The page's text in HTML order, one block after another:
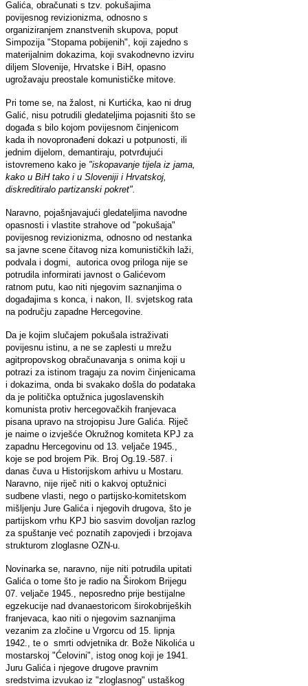
Galića, obračunati s tzv. pokušajima
povijesnog revizionizma, odnosno s
organiziranjem znanstvenih skupova, poput
Simpozija "Stopama pobijenih", koji zajedno s
materijalnim dokazima, koji svakodnevno izviru
diljem Slovenije, Hrvatske i BiH, opasno
ugrožavaju preostale komunističke mitove.
Pri tome se, na žalost, ni Kurtićka, kao ni drug
Galić, nisu potrudili gledateljima pojasniti što se
događa s bilo kojom povijesnom činjenicom
kada ih novopronađeni dokazi u potpunosti, ili
jednim dijelom, demantiraju, potvrđujući
istovremeno kako je "iskopavanje tijela iz jama,
kako u BiH tako i u Sloveniji i Hrvatskoj,
diskreditiralo partizanski pokret".
Naravno, pojašnjavajući gledateljima navodne
opasnosti i vlastite strahove od "pokušaja"
povijesnog revizionizma, odnosno od nestanka
sa javne scene čitavog niza komunističkih laži,
podvala i dogmi, autorica ovog priloga nije se
potrudila informirati javnost o Galićevom
ratnom putu, kao niti njegovim saznanjima o
događajima s konca, i nakon, II. svjetskog rata
na području zapadne Hercegovine.
Da je kojim slučajem pokušala istraživati
povijesnu istinu, a ne se zaplesti u mrežu
agitpropovskog obračunavanja s onima koji u
potrazi za istinom tragaju za novim činjenicama
i dokazima, onda bi svakako došla do podataka
da je politička optužnica jugoslavenskih
komunista protiv hercegovačkih franjevaca
pisana upravo na strojopisu Jure Galića. Riječ
je naime o izvješće Okružnog komiteta KPJ za
zapadnu Hercegovinu od 13. veljače 1945.,
koje se pod brojem Pik. Broj Og.19.-587. i
danas čuva u Historijskom arhivu u Mostaru.
Naravno, nije riječ niti o kakvoj optužnici
sudbene vlasti, nego o partijsko-komitetskom
mišljenju Jure Galića i njegovih drugova, što je
partijskom vrhu KPJ bio sasvim dovoljan razlog
za spuštanje već poznatih zapovjedi i brzojava
strukturom zloglasne OZN-u.
Novinarka se, naravno, nije niti potrudila upitati
Galića o tome što je radio na Širokom Brijegu
07. veljače 1945., neposredno prije bestijalne
egzekucije nad dvanaestoricom širokobrijeških
franjevaca, kao niti o njegovim saznanjima
vezanim za zločine u Vrgorcu od 15. lipnja
1942., te o smrti odvjetnika dr. Bože Nikolića u
mostarskoj "Ćelovini", istog onog koji je 1941.
Juru Galića i njegove drugove pravnim
sredstvima izvukao iz "zloglasnog" ustaškog